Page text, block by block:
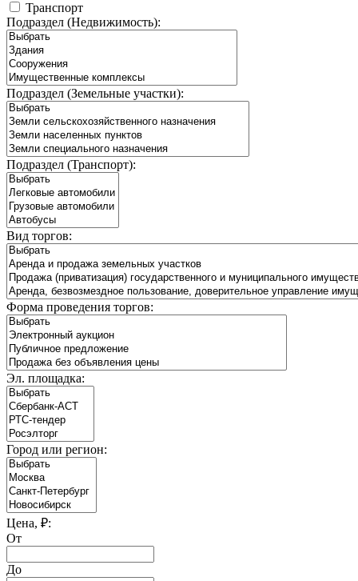
Транспорт
Подраздел (Недвижимость):
Подраздел (Земельные участки):
Подраздел (Транспорт):
Вид торгов:
Форма проведения торгов:
Эл. площадка:
Город или регион:
Цена, ₽:
От
До